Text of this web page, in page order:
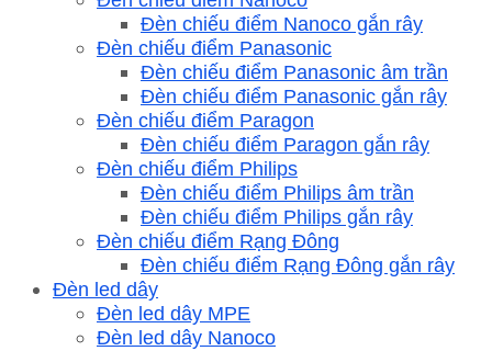
Đèn chiếu điểm Nanoco gắn rây
Đèn chiếu điểm Panasonic
Đèn chiếu điểm Panasonic âm trần
Đèn chiếu điểm Panasonic gắn rây
Đèn chiếu điểm Paragon
Đèn chiếu điểm Paragon gắn rây
Đèn chiếu điểm Philips
Đèn chiếu điểm Philips âm trần
Đèn chiếu điểm Philips gắn rây
Đèn chiếu điểm Rạng Đông
Đèn chiếu điểm Rạng Đông gắn rây
Đèn led dây
Đèn led dây MPE
Đèn led dây Nanoco